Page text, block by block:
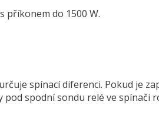
příkonem do 1500 W.
spínací diferenci. Pokud je
pod spodní sondu relé ve spínači